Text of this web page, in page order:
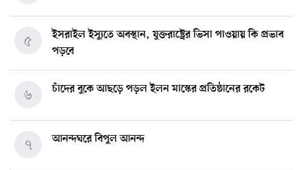
ইসরাইল ইস্যুতে অবস্থান, যুক্তরাষ্ট্রের ভিসা পাওয়ায় কি প্রভাব
পড়বে
৫
চাঁদের বুকে আছড়ে পড়ল ইলন মাস্কের প্রতিষ্ঠানের রকেট
৬
আনন্দঘরে বিপুল আনন্দ
৭